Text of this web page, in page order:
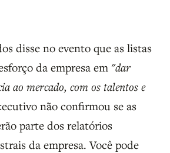
disse no evento que as listas
da empresa em "dar
ao mercado, com os talentos e
não confirmou se as
parte dos relatórios
da empresa. Você pode